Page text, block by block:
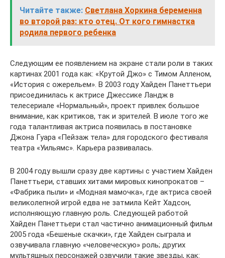
Читайте также: Светлана Хоркина беременна
во второй раз: кто отец. От кого гимнастка
родила первого ребенка
Следующим ее появлением на экране стали роли в таких
картинах 2001 года как: «Крутой Джо» с Тимом Алленом,
«История с ожерельем». В 2003 году Хайден Панеттьери
присоединилась к актрисе Джессике Ландж в
телесериале «Нормальный», проект привлек большое
внимание, как критиков, так и зрителей. В июле того же
года талантливая актриса появилась в постановке
Джона Гуара «Пейзаж тела» для городского фестиваля
театра «Уильямс». Карьера развивалась.
В 2004 году вышли сразу две картины с участием Хайден
Панеттьери, ставших хитами мировых кинопрокатов –
«Фабрика пыли» и «Модная мамочка», где актриса своей
великолепной игрой едва не затмила Кейт Хадсон,
исполняющую главную роль. Следующей работой
Хайден Панеттьери стал частично анимационный фильм
2005 года «Бешеные скачки», где Хайден сыграла и
озвучивала главную «человеческую» роль; других
мультяшных персонажей озвучили такие звезды, как: